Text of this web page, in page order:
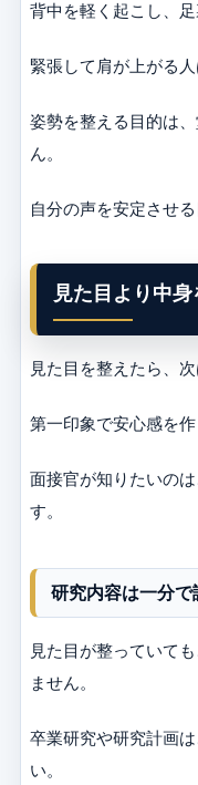
背中を軽く起こし、足
緊張して肩が上がる
姿勢を整える目的は
ん。
自分の声を安定させる
見た目より中
見た目を整えたら、
第一印象で安心感を
面接官が知りたいの
す。
研究内容は一分
見た目が整っていて
ません。
卒業研究や研究計画
い。